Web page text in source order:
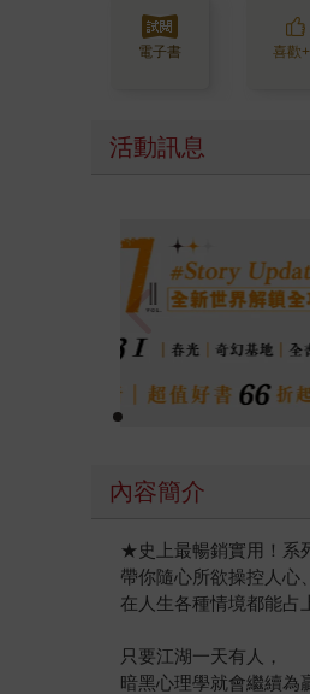
電子書 喜歡
活動訊息
內容簡介
★史上最暢銷實用！系
帶你隨心所欲操控人心
在人生各種情境都能占
只要江湖一天有人，
暗黑心理學就會繼續為